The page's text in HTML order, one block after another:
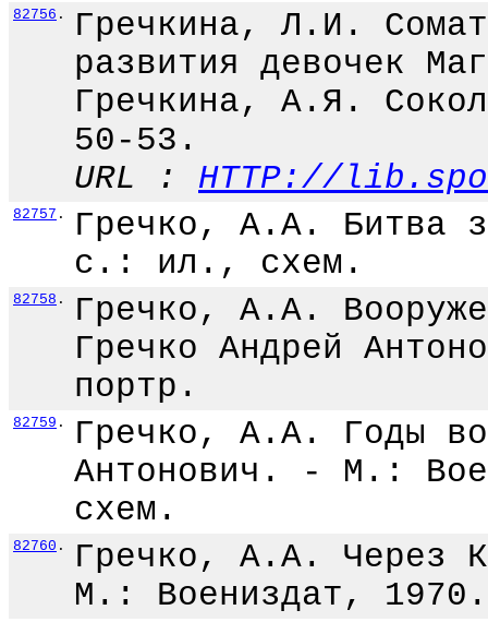
82756 .
Гречкина, Л.И.
развития девочек
Гречкина, А.Я.
50-53.
URL : HTTP://
82757 .
Гречко, А.А. Битва
с.: ил., схем.
82758 .
Гречко, А.А.
Гречко Андрей
портр.
82759 .
Гречко, А.А. Годы
Антонович. - М.:
схем.
82760 .
Гречко, А.А. Через
М.: Воениздат,